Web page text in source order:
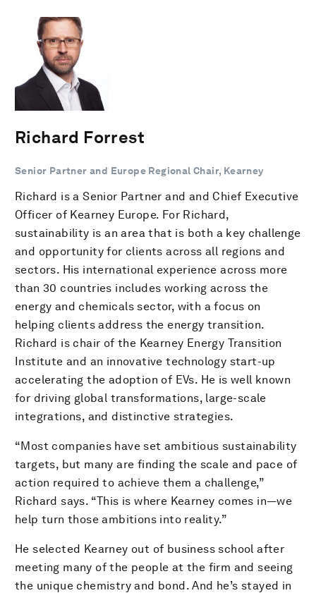
Richard Forrest
Senior Partner and Europe Regional Chair, Kearney
Richard is a Senior Partner and and Chief Executive
Officer of Kearney Europe. For Richard,
sustainability is an area that is both a key challenge
and opportunity for clients across all regions and
sectors. His international experience across more
than 30 countries includes working across the
energy and chemicals sector, with a focus on
helping clients address the energy transition.
Richard is chair of the Kearney Energy Transition
Institute and an innovative technology start-up
accelerating the adoption of EVs. He is well known
for driving global transformations, large-scale
integrations, and distinctive strategies.
“Most companies have set ambitious sustainability
targets, but many are finding the scale and pace of
action required to achieve them a challenge,”
Richard says. “This is where Kearney comes in—we
help turn those ambitions into reality.”
He selected Kearney out of business school after
meeting many of the people at the firm and seeing
the unique chemistry and bond. And he’s stayed in